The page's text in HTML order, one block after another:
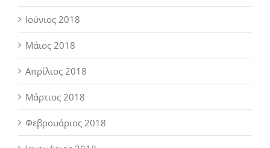
Ιούνιος 2018
Μάιος 2018
Απρίλιος 2018
Μάρτιος 2018
Φεβρουάριος 2018